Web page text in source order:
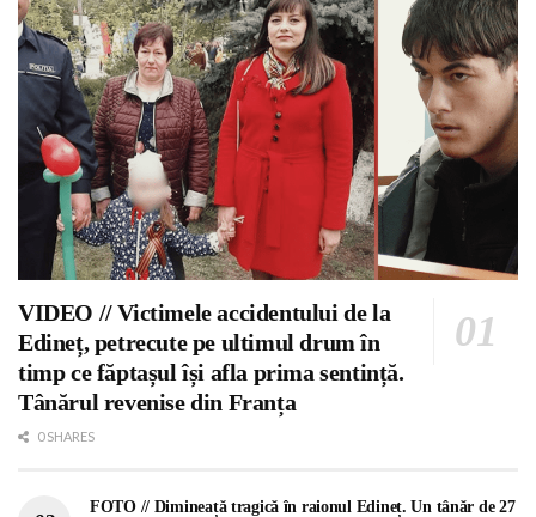
VIDEO // Victimele accidentului de la
Edineț, petrecute pe ultimul drum în
timp ce făptașul își afla prima sentință.
Tânărul revenise din Franța
0 SHARES
FOTO // Dimineață tragică în raionul Edineț. Un tânăr de 27